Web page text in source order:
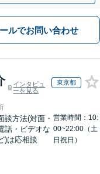
ルでお問い合わせ
インタビュ
ーを見る
東京都
談方法(対面・
話・ビデオな
)は応相談
営業時間：10:
00~22:00（土
日祝日）